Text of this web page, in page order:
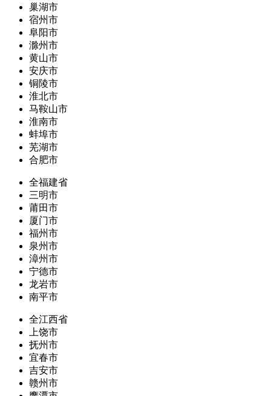
巢湖市
宿州市
阜阳市
滁州市
黄山市
安庆市
铜陵市
淮北市
马鞍山市
淮南市
蚌埠市
芜湖市
合肥市
全福建省
三明市
莆田市
厦门市
福州市
泉州市
漳州市
宁德市
龙岩市
南平市
全江西省
上饶市
抚州市
宜春市
吉安市
赣州市